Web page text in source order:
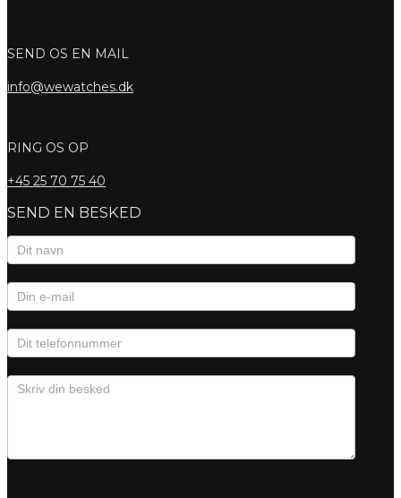
SEND OS EN MAIL
info@wewatches.dk
RING OS OP
+45 25 70 75 40
SEND EN BESKED
Kontaktformular